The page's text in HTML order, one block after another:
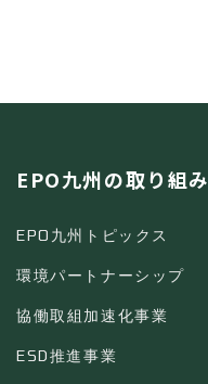
EPO九州の取り組み
EPO九州トピックス
環境パートナーシップ
協働取組加速化事業
ESD推進事業